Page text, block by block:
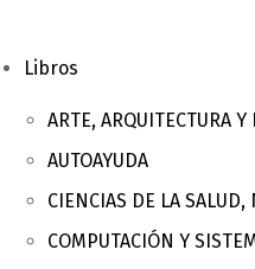
Libros
ARTE, ARQUITECTURA
AUTOAYUDA
CIENCIAS DE LA SALUD,
COMPUTACIÓN Y